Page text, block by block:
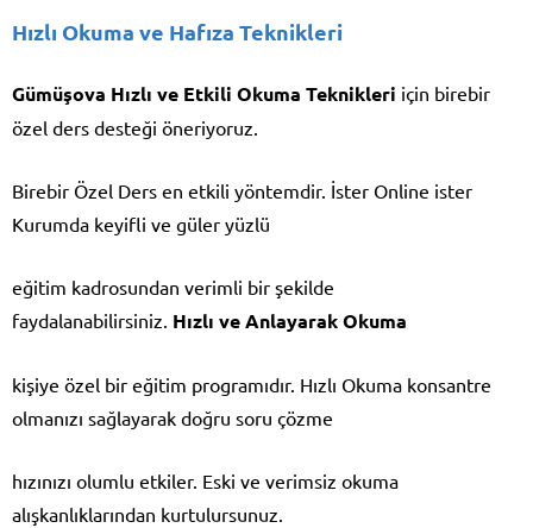
Hızlı Okuma ve Hafıza Teknikleri
Gümüşova Hızlı ve Etkili Okuma Teknikleri için birebir
özel ders desteği öneriyoruz.
Birebir Özel Ders en etkili yöntemdir. İster Online ister
Kurumda keyifli ve güler yüzlü
eğitim kadrosundan verimli bir şekilde
faydalanabilirsiniz. Hızlı ve Anlayarak Okuma
kişiye özel bir eğitim programıdır. Hızlı Okuma konsantre
olmanızı sağlayarak doğru soru çözme
hızınızı olumlu etkiler. Eski ve verimsiz okuma
alışkanlıklarından kurtulursunuz.